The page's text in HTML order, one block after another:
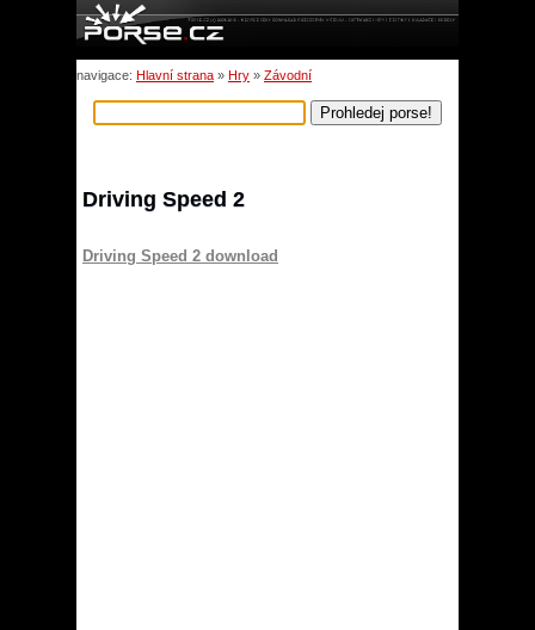
navigace: Hlavní strana » Hry » Závodní
Driving Speed 2
Driving Speed 2 download